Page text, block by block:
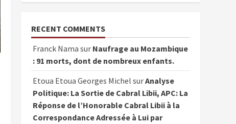
RECENT COMMENTS
Franck Nama sur Naufrage au Mozambique
: 91 morts, dont de nombreux enfants.
Etoua Etoua Georges Michel surAnalyse
Politique: La Sortie de Cabral Libii, APC: La
Réponse de l’Honorable Cabral Libii à la
Correspondance Adressée à Lui par